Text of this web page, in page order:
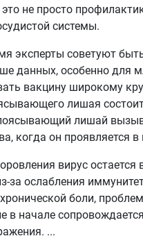
не просто
системы.
эксперты советуют
данных, особенно
вакцину широкому
лишая
лишай
когда он проявляется
вирус
за ослабления
боли,
в начале